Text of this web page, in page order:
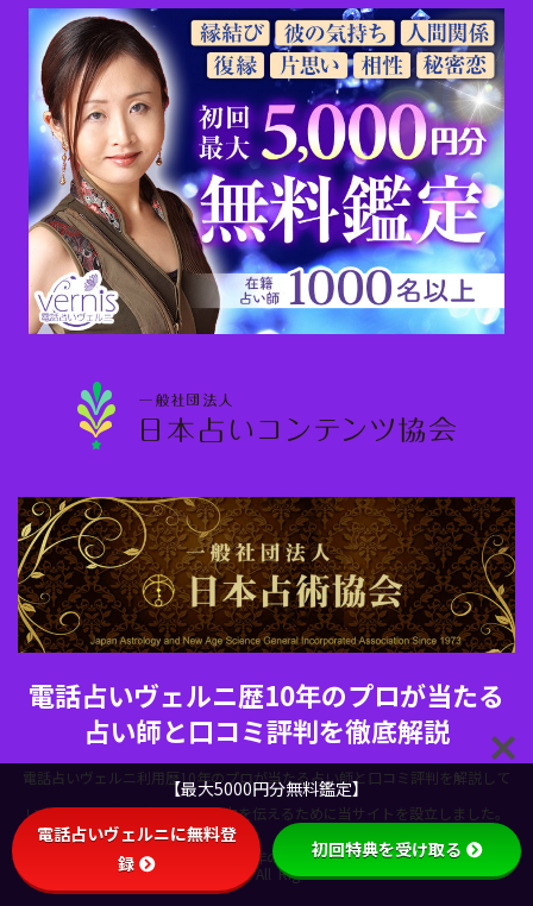
電話占いヴェルニ歴10年のプロが当たる
占い師と口コミ評判を徹底解説
電話占いヴェルニ利用歴10年のプロが当たる占い師と口コミ評判を解説して
います。電話占いヴェルニの魅力を伝えるために当サイトを設立しました。
Copyright© 電話占いヴェルニ歴10年のプロが当たる占い師と口コミ評判を
徹底解説 , 2026 All Rights Reserved.
【最大5000円分無料鑑定】
電話占いヴェルニに無料登
録
初回特典を受け取る